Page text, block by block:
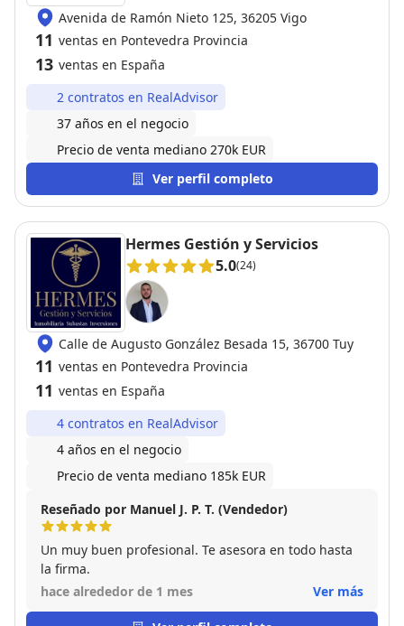
Avenida de Ramón Nieto 125, 36205 Vigo
11 ventas en Pontevedra Provincia
13 ventas en España
2 contratos en RealAdvisor
37 años en el negocio
Precio de venta mediano 270k EUR
Ver perfil completo
Hermes Gestión y Servicios
5.0(24)
Calle de Augusto González Besada 15, 36700 Tuy
11 ventas en Pontevedra Provincia
11 ventas en España
4 contratos en RealAdvisor
4 años en el negocio
Precio de venta mediano 185k EUR
Reseñado por Manuel J. P. T. (Vendedor)
Un muy buen profesional. Te asesora en todo hasta
la firma.
hace alrededor de 1 mes
Ver más